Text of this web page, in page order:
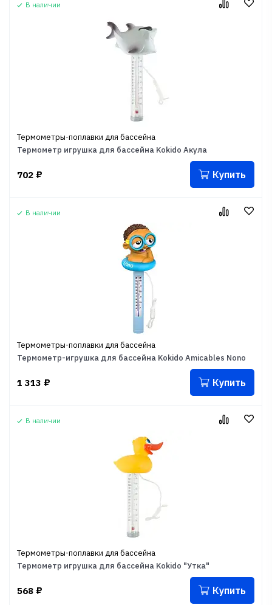
В наличии
Термометры-поплавки для бассейна
Термометр игрушка для бассейна Kokido Акула
702 ₽ Купить
В наличии
Термометры-поплавки для бассейна
Термометр-игрушка для бассейна Kokido Amicables Nono
1 313 ₽ Купить
В наличии
Термометры-поплавки для бассейна
Термометр игрушка для бассейна Kokido "Утка"
568 ₽ Купить